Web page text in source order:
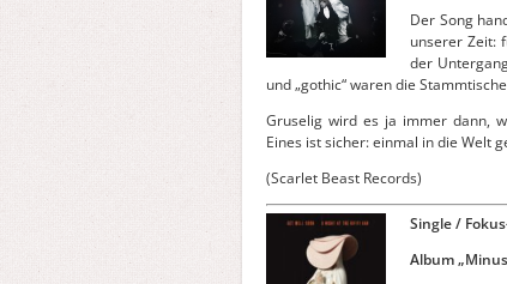
Der Song
unserer Zeit:
der
und „gothic“ waren die
Gruselig wird es ja immer dann,
Eines ist sicher: einmal in die Welt
(Scarlet Beast Records)
Single /
Album